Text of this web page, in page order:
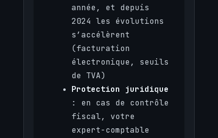
année, et depuis
2024 les évolutions
s’accélèrent
(facturation
électronique, seuils
de TVA)
Protection juridique
: en cas de contrôle
fiscal, votre
expert-comptable